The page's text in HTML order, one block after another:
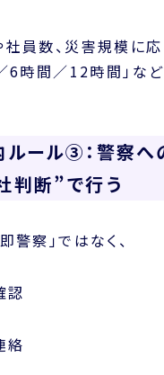
員数、災害規模に応
6時間／12時間」な
ール③：警察へ
判断”で行う
警察」ではなく、
認
絡